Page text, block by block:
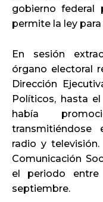
gobierno federal
permite la ley
En sesión
órgano electoral
Dirección
Políticos, hasta
había
transmitiéndose
radio y
Comunicación
el periodo
septiembre.